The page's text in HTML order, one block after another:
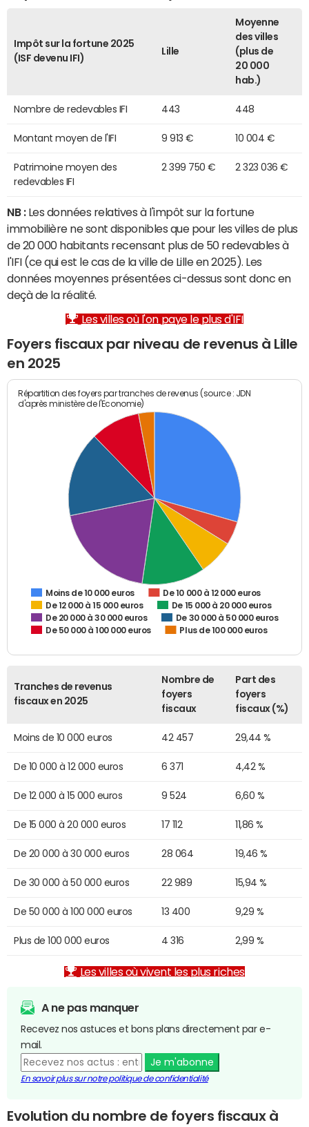
Impôt sur la fortune 2025
(ISF devenu IFI)
Lille
Moyenne
des villes
(plus de
20 000
hab.)
Nombre de redevables IFI 443 448
Montant moyen de l'IFI 9 913 € 10 004 €
Patrimoine moyen des
redevables IFI
2 399 750 € 2 323 036 €
NB :Les données relatives à l'impôt sur la fortune
immobilière ne sont disponibles que pour les villes de plus
de 20 000 habitants recensant plus de 50 redevables à
l'IFI (ce qui est le cas de la ville de Lille en 2025). Les
données moyennes présentées ci-dessus sont donc en
deçà de la réalité.
Les villes où l'on paye le plus d'IFI
Foyers fiscaux par niveau de revenus à Lille
en 2025
Répartition des foyers par tranches de revenus (source : JDN
d'après ministère de l'Economie)
Moins de 10 000 euros
De 10 000 à 12 000 euros
De 12 000 à 15 000 euros
De 15 000 à 20 000 euros
De 20 000 à 30 000 euros
De 30 000 à 50 000 euros
De 50 000 à 100 000 euros
Plus de 100 000 euros
Tranches de revenus
fiscaux en 2025
Nombre de
foyers
fiscaux
Part des
foyers
fiscaux (%)
Moins de 10 000 euros 42 457 29,44 %
De 10 000 à 12 000 euros 6 371 4,42 %
De 12 000 à 15 000 euros 9 524 6,60 %
De 15 000 à 20 000 euros 17 112 11,86 %
De 20 000 à 30 000 euros 28 064 19,46 %
De 30 000 à 50 000 euros 22 989 15,94 %
De 50 000 à 100 000 euros 13 400 9,29 %
Plus de 100 000 euros 4 316 2,99 %
Les villes où vivent les plus riches
A ne pas manquer
Recevez nos astuces et bons plans directement par e-
mail.
Je m'abonne
En savoir plus sur notre politique de confidentialité
Evolution du nombre de foyers fiscaux à